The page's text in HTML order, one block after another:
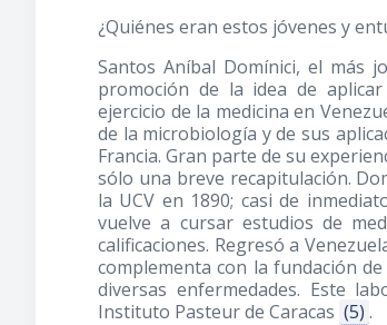
¿Quiénes eran estos jóvenes y
Santos Aníbal Domínici, el más
promoción de la idea de
ejercicio de la medicina en
de la microbiología y de sus
Francia. Gran parte de su
sólo una breve recapitulación.
la UCV en 1890; casi de
vuelve a cursar estudios de
calificaciones. Regresó a
complementa con la fundación
diversas enfermedades. Este
Instituto Pasteur de Caracas (5) .